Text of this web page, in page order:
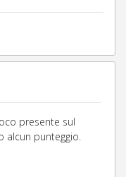
presente sul
alcun punteggio.